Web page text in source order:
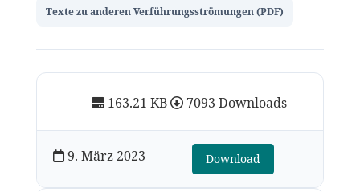
Texte zu anderen Verführungsströmungen (PDF)
163.21 KB 7093 Downloads
9. März 2023 Download